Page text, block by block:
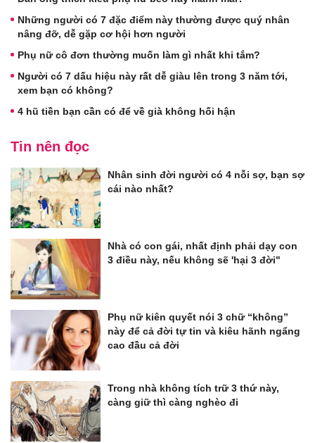
Những người có 7 đặc điểm này thường được quý nhân
nâng đỡ, dễ gặp cơ hội hơn người
Phụ nữ cô đơn thường muốn làm gì nhất khi tắm?
Người có 7 dấu hiệu này rất dễ giàu lên trong 3 năm tới,
xem bạn có không?
4 hũ tiền bạn cần có để về già không hối hận
Tin nên đọc
Nhân sinh đời người có 4 nỗi sợ, bạn sợ
cái nào nhất?
Nhà có con gái, nhất định phải dạy con
3 điều này, nếu không sẽ 'hại 3 đời"
Phụ nữ kiên quyết nói 3 chữ “không”
này để cả đời tự tin và kiêu hãnh ngẩng
cao đầu cả đời
Trong nhà không tích trữ 3 thứ này,
càng giữ thì càng nghèo đi